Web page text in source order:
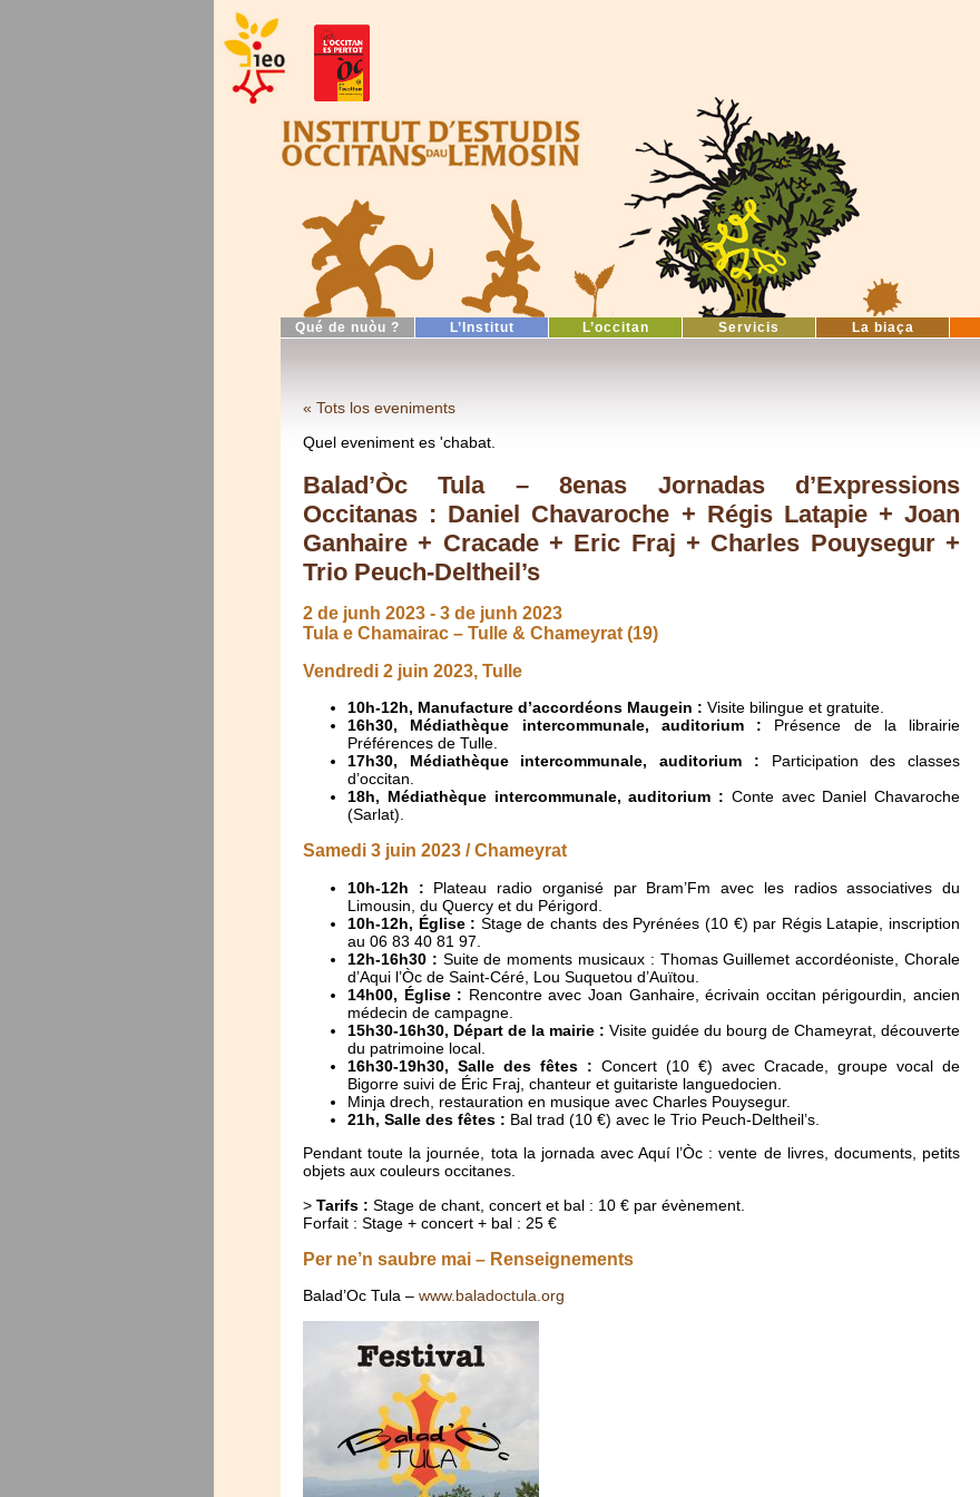
Qué de nuòu ? L’Institut L’occitan Servicis La biaça
« Tots los eveniments
Quel eveniment es 'chabat.
Balad’Òc Tula – 8enas Jornadas d’Expressions
Occitanas : Daniel Chavaroche + Régis Latapie + Joan
Ganhaire + Cracade + Eric Fraj + Charles Pouysegur +
Trio Peuch-Deltheil’s
2 de junh 2023 - 3 de junh 2023
Tula e Chamairac – Tulle & Chameyrat (19)
Vendredi 2 juin 2023, Tulle
10h-12h, Manufacture d’accordéons Maugein : Visite bilingue et gratuite.
16h30, Médiathèque intercommunale, auditorium : Présence de la librairie
Préférences de Tulle.
17h30, Médiathèque intercommunale, auditorium : Participation des classes
d’occitan.
18h, Médiathèque intercommunale, auditorium : Conte avec Daniel Chavaroche
(Sarlat).
Samedi 3 juin 2023 / Chameyrat
10h-12h : Plateau radio organisé par Bram’Fm avec les radios associatives du
Limousin, du Quercy et du Périgord.
10h-12h, Église : Stage de chants des Pyrénées (10 €) par Régis Latapie, inscription
au 06 83 40 81 97.
12h-16h30 : Suite de moments musicaux : Thomas Guillemet accordéoniste, Chorale
d’Aqui l’Òc de Saint-Céré, Lou Suquetou d’Auïtou.
14h00, Église : Rencontre avec Joan Ganhaire, écrivain occitan périgourdin, ancien
médecin de campagne.
15h30-16h30, Départ de la mairie : Visite guidée du bourg de Chameyrat, découverte
du patrimoine local.
16h30-19h30, Salle des fêtes : Concert (10 €) avec Cracade, groupe vocal de
Bigorre suivi de Éric Fraj, chanteur et guitariste languedocien.
Minja drech, restauration en musique avec Charles Pouysegur.
21h, Salle des fêtes : Bal trad (10 €) avec le Trio Peuch-Deltheil’s.
Pendant toute la journée, tota la jornada avec Aquí l’Òc : vente de livres, documents, petits
objets aux couleurs occitanes.
> Tarifs : Stage de chant, concert et bal : 10 € par évènement.
Forfait : Stage + concert + bal : 25 €
Per ne’n saubre mai – Renseignements
Balad’Oc Tula – www.baladoctula.org